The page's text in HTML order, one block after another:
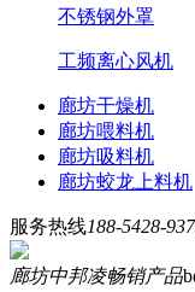
不锈钢外罩
工频离心风机
廊坊干燥机
廊坊喂料机
廊坊吸料机
廊坊蛟龙上料机
服务热线188-5428-
廊坊中邦凌畅销产品